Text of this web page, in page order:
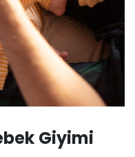
Giyimi